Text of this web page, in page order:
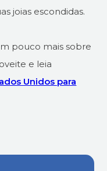
joias escondidas.
pouco mais sobre
e leia
Unidos para